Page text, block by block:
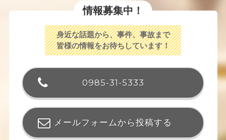
情報募集中！
身近な話題から、事件、事故まで
皆様の情報をお待ちしています！
0985-31-5333
メールフォームから投稿する